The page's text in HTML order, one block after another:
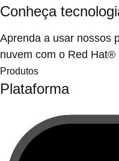
Conheça
Aprenda a usar nossos
nuvem com o Red
Produtos
Plataforma